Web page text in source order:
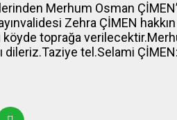
Merhum Osman
Zehra ÇİMEN
köyde toprağa
dileriz.Taziye tel.Selami